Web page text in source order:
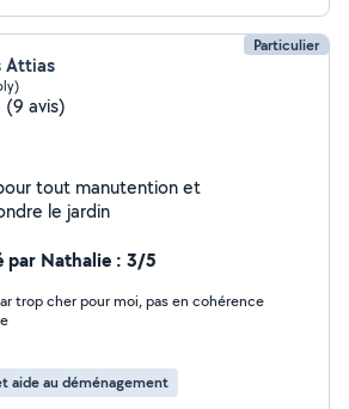
Particulier
Attias
(9 avis)
déménagement tondre le jardin
par Nathalie : 3/5
trop cher pour moi, pas en cohérence
aide au déménagement